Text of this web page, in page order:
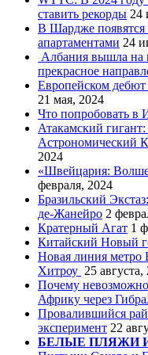
ставить рекорды 24
В Шардже появятся
апартаментами 24
Албания вышла на
прекрасное
Европейском
21 мая, 2024
Что попробовать в
Атакамский
Астрономический
2024
«Швейцария:
февраля, 2024
Бразильский
де-Жанейро 2
Кратерный Агат 1
Китайский Новый
Новая линия метро
Хитроу 25 августа,
Почему
Африку через
Провалившийся
эксперимент 22
БЕЛЫЕ ПЛЯЖИ